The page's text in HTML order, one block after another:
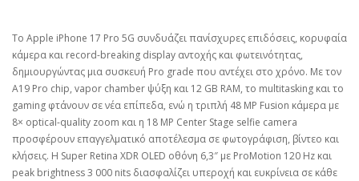
Το Apple iPhone 17 Pro 5G συνδυάζει πανίσχυρες επιδόσεις, κορυφαία
κάμερα και record-breaking display αντοχής και φωτεινότητας,
δημιουργώντας μια συσκευή Pro grade που αντέχει στο χρόνο. Με τον
A19 Pro chip, vapor chamber ψύξη και 12 GB RAM, το multitasking και το
gaming φτάνουν σε νέα επίπεδα, ενώ η τριπλή 48 MP Fusion κάμερα με
8× optical-quality zoom και η 18 MP Center Stage selfie camera
προσφέρουν επαγγελματικό αποτέλεσμα σε φωτογράφιση, βίντεο και
κλήσεις. Η Super Retina XDR OLED οθόνη 6,3″ με ProMotion 120 Hz και
peak brightness 3 000 nits διασφαλίζει υπεροχή και ευκρίνεια σε κάθε